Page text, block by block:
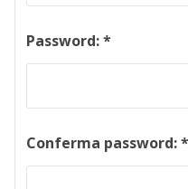
Password:*
Conferma password:*